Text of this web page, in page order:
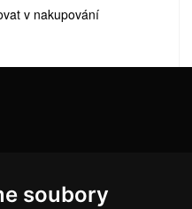
soubory
v nakupování